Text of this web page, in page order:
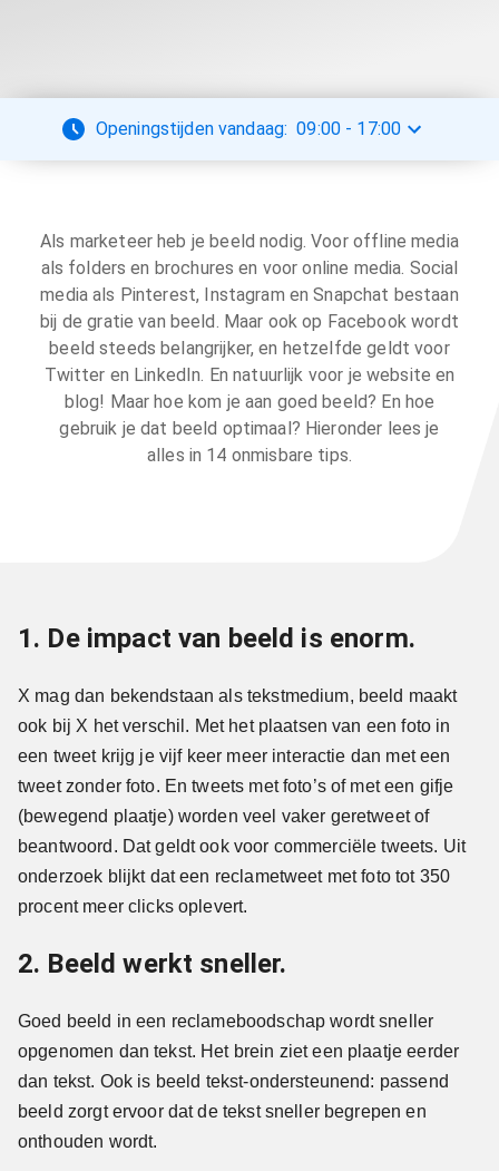
Openingstijden vandaag: 09:00 - 17:00
Als marketeer heb je beeld nodig. Voor offline media
als folders en brochures en voor online media. Social
media als Pinterest, Instagram en Snapchat bestaan
bij de gratie van beeld. Maar ook op Facebook wordt
beeld steeds belangrijker, en hetzelfde geldt voor
Twitter en LinkedIn. En natuurlijk voor je website en
blog! Maar hoe kom je aan goed beeld? En hoe
gebruik je dat beeld optimaal? Hieronder lees je
alles in 14 onmisbare tips.
1. De impact van beeld is enorm.
X mag dan bekendstaan als tekstmedium, beeld maakt
ook bij X het verschil. Met het plaatsen van een foto in
een tweet krijg je vijf keer meer interactie dan met een
tweet zonder foto. En tweets met foto’s of met een gifje
(bewegend plaatje) worden veel vaker geretweet of
beantwoord. Dat geldt ook voor commerciële tweets. Uit
onderzoek blijkt dat een reclametweet met foto tot 350
procent meer clicks oplevert.
2. Beeld werkt sneller.
Goed beeld in een reclameboodschap wordt sneller
opgenomen dan tekst. Het brein ziet een plaatje eerder
dan tekst. Ook is beeld tekst-ondersteunend: passend
beeld zorgt ervoor dat de tekst sneller begrepen en
onthouden wordt.